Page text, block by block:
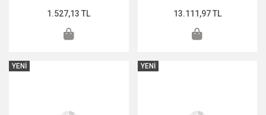
1.527,13 TL 13.111,97 TL
YENİ YENİ